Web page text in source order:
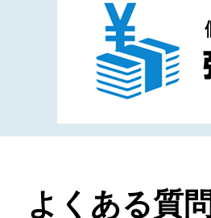
よくある質問